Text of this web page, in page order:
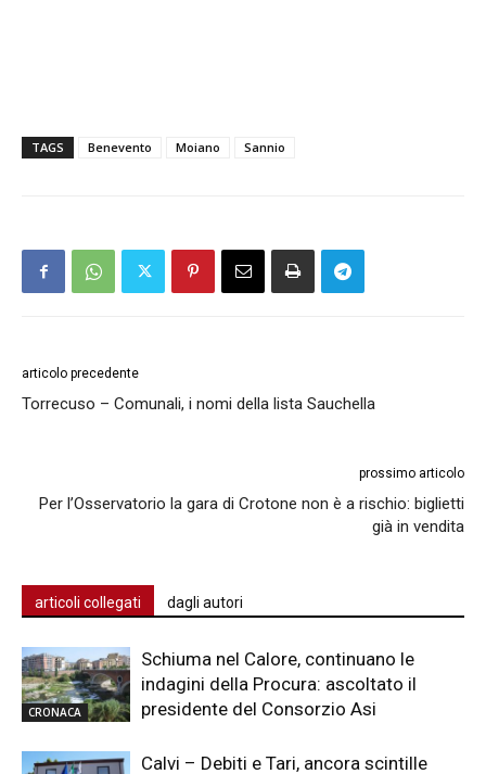
TAGS Benevento Moiano Sannio
articolo precedente
Torrecuso – Comunali, i nomi della lista Sauchella
prossimo articolo
Per l’Osservatorio la gara di Crotone non è a rischio: biglietti
già in vendita
articoli collegati dagli autori
CRONACA
Schiuma nel Calore, continuano le
indagini della Procura: ascoltato il
presidente del Consorzio Asi
Calvi – Debiti e Tari, ancora scintille